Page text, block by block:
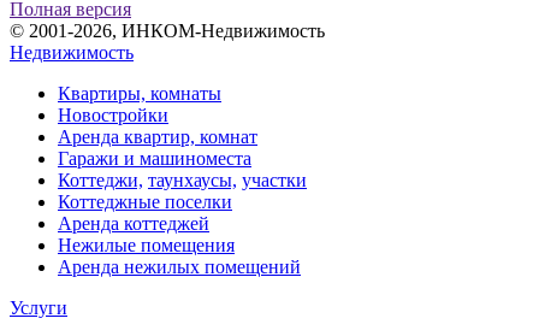
Полная версия
© 2001-2026, ИНКОМ-Недвижимость
Недвижимость
Квартиры, комнаты
Новостройки
Аренда квартир, комнат
Гаражи и машиноместа
Коттеджи, таунхаусы, участки
Коттеджные поселки
Аренда коттеджей
Нежилые помещения
Аренда нежилых помещений
Услуги